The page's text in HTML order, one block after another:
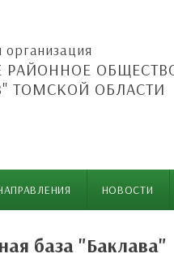
РАЙОННОЕ
ТОМСКОЙ ОБЛАСТИ
НОВОСТИ
база "Баклава"